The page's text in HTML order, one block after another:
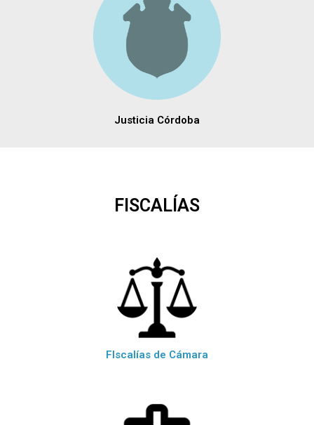
Justicia Córdoba
FISCALÍAS
FIscalías de Cámara